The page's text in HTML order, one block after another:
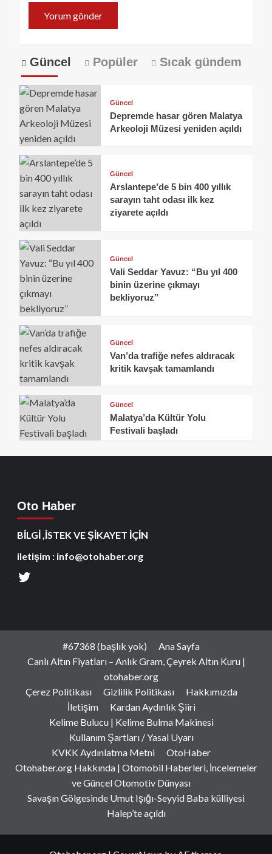
Güncel Popüler Sıcak gündem
Güncel
Depremde hasar gören Malatya
Arkeoloji Müzesi yeniden açıldı
Güncel
Arslantepe’de 5 bin 400 yıllık
sarayın taht odası ilk kez
ziyarete açıldı
Güncel
Vali Seddar Yavuz: “Bu yıl 400
binin üzerine çıkmayı
bekliyoruz”
Güncel
Van’da trafiğe nefes aldıracak
kritik kavşak tamamlandı
Güncel
Malatya’da Kültür Yolu
Festivali başladı
Oto Haber
BİLGİ ,İSTEK VE ŞİKAYET İÇİN
iletişim : info@otohaber.org
#67368 (başlık yok)
Ana Sayfa
Canlı Altın Fiyatları – Anlık Gram, Çeyrek Altın Kuru |
otohaber.org
Çerez Politikası
Gizlilik Politikası
Hakkımızda
İletişim
Kardan Aydınlık Şiiri
Kelime Bulucu | Kelime Bulma Makinesi
Kullanım Şartları / Yasal Uyarı
KVKK Aydınlatma Metni
OtoHaber
Otohaber.org Hakkında | Otomobil Haberleri, İncelemeler
ve Güncel Otomotiv Dünyası
Savaşın Gölgesinde Umut Işığı-Seyyid Baba külliyesi
Halep’te açıldı